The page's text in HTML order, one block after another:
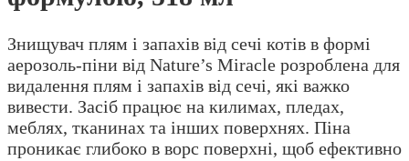
Знищувач плям і запахів від сечі котів в формі
аерозоль-піни від Nature’s Miracle розроблена для
видалення плям і запахів від сечі, які важко
вивести. Засіб працює на килимах, пледах,
меблях, тканинах та інших поверхнях. Піна
проникає глибоко в ворс поверхні, щоб ефективно